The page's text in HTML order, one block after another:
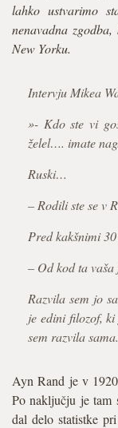
lahko ustvarimo
nenavadna
New Yorku.
Intervju Mikea
»- Kdo ste vi
želel…. imate
Ruski…
– Rodili ste se v
Pred kakšnimi
– Od kod ta
Razvila sem jo
je edini filozof,
sem razvila
Ayn Rand je v
Po naključju je
dal delo statistke